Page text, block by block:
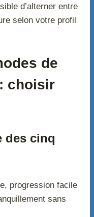
d’alterner entre
selon votre profil
de
choisir
des cinq
progression facile
sans